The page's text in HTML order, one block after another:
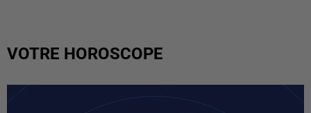
VOTRE HOROSCOPE